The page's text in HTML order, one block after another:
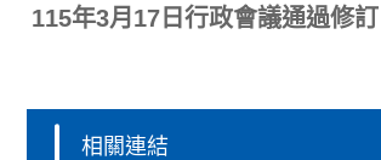
115年3月17日行政會議通過修訂
相關連結